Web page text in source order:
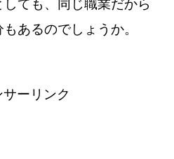
ても、同じ職業だから
あるのでしょうか。
サーリンク